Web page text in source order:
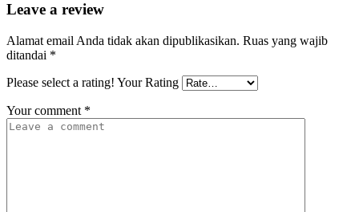
Leave a review
Alamat email Anda tidak akan dipublikasikan. Ruas yang wajib
ditandai *
Please select a rating! Your Rating
Your comment *